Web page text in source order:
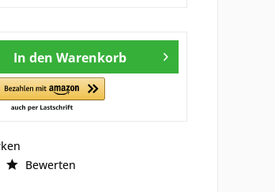
In den Warenkorb
Bewerten